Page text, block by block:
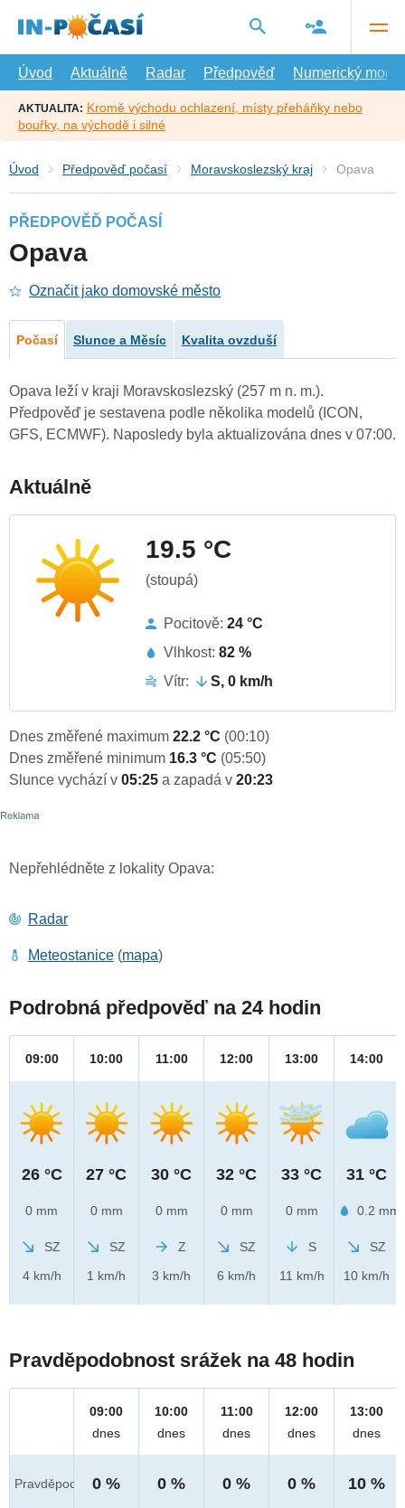
hlavní
Úvod
Aktuálně Radar Předpověď Numerický model
AKTUALITA: Kromě východu ochlazení, místy přeháňky nebo
bouřky, na východě i silné
Úvod Předpověď počasí Moravskoslezský kraj Opava
PŘEDPOVĚĎ POČASÍ
Opava
Označit jako domovské město
Počasí Slunce a Měsíc Kvalita ovzduší
Opava leží v kraji Moravskoslezský (257 m n. m.).
Předpověď je sestavena podle několika modelů (ICON,
GFS, ECMWF). Naposledy byla aktualizována dnes v 07:00.
Aktuálně
19.5 °C
(stoupá)
Pocitově: 24 °C
Vlhkost: 82 %
Vítr:
S, 0 km/h
Dnes změřené maximum 22.2 °C (00:10)
Dnes změřené minimum 16.3 °C (05:50)
Slunce vychází v 05:25 a zapadá v 20:23
Nepřehlédněte z lokality Opava:
Radar
Meteostanice (mapa)
Podrobná předpověď na 24 hodin
09:00
26 °C
0 mm
SZ
4 km/h
10:00
27 °C
0 mm
SZ
1 km/h
11:00
30 °C
0 mm
Z
3 km/h
12:00
32 °C
0 mm
SZ
6 km/h
13:00
33 °C
0 mm
S
11 km/h
14:00
31 °C
0.2 mm
SZ
10 km/h
Pravděpodobnost srážek na 48 hodin
Pravděpod.
09:00
dnes
0 %
10:00
dnes
0 %
11:00
dnes
0 %
12:00
dnes
0 %
13:00
dnes
10 %